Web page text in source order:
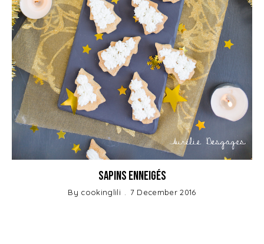
Sapins enneigés
By cookinglili 7 December 2016